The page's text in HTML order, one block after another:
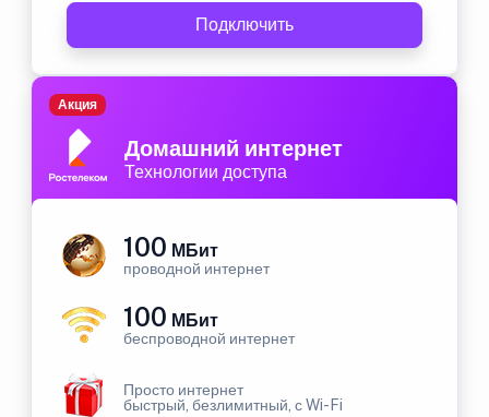
Подключить
Домашний интернет
Технологии доступа
Акция
100 МБит
проводной интернет
100 МБит
беспроводной интернет
Просто интернет
быстрый, безлимитный, с Wi-Fi